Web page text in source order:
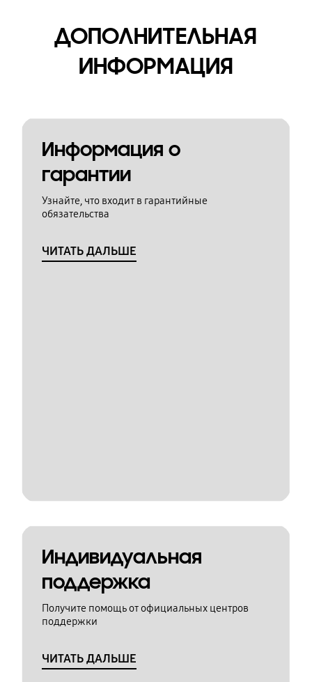
ДОПОЛНИТЕЛЬНАЯ
ИНФОРМАЦИЯ
Информация о
гарантии
Узнайте, что входит в гарантийные
обязательства
ЧИТАТЬ ДАЛЬШЕ
Индивидуальная
поддержка
Получите помощь от официальных центров
поддержки
ЧИТАТЬ ДАЛЬШЕ